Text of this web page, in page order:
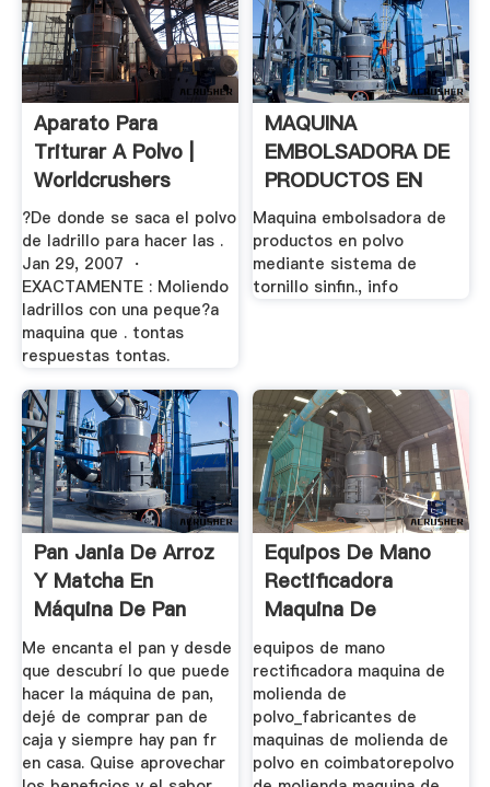
Aparato Para
Triturar A Polvo |
Worldcrushers
?De donde se saca el polvo
de ladrillo para hacer las .
Jan 29, 2007 ・
EXACTAMENTE : Moliendo
ladrillos con una peque?a
maquina que . tontas
respuestas tontas.
MAQUINA
EMBOLSADORA DE
PRODUCTOS EN
POLVO YouTube
Maquina embolsadora de
productos en polvo
mediante sistema de
tornillo sinfin., info
Pan Jania De Arroz
Y Matcha En
Máquina De Pan
Receta De ...
Me encanta el pan y desde
que descubrí lo que puede
hacer la máquina de pan,
dejé de comprar pan de
caja y siempre hay pan fr
en casa. Quise aprovechar
Equipos De Mano
Rectificadora
Maquina De
Molienda De Polvo
...
equipos de mano
rectificadora maquina de
molienda de
polvo_fabricantes de
maquinas de molienda de
polvo en coimbatorepolvo